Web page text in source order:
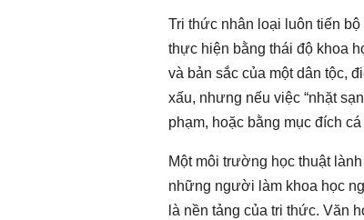
Tri thức nhân loại luôn tiến
thực hiện bằng thái độ khoa
và bản sắc của một dân tộc,
xấu, nhưng nếu việc “nhặt
phạm, hoặc bằng mục đích
Một môi trường học thuật
những người làm khoa học
là nền tảng của tri thức. Văn